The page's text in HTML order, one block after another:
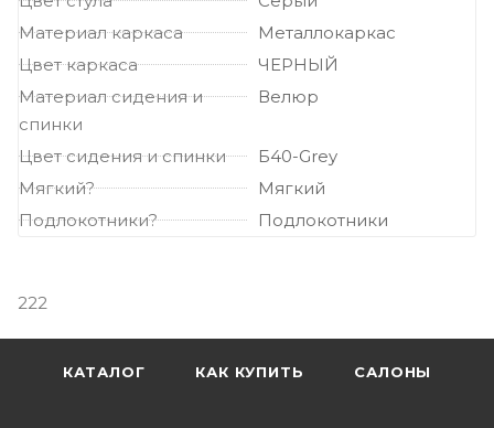
Материал каркаса
Металлокаркас
Цвет каркаса
ЧЕРНЫЙ
Материал сидения и
спинки
Велюр
Цвет сидения и спинки
Б40-Grey
Мягкий?
Мягкий
Подлокотники?
Подлокотники
222
КАТАЛОГ КАК КУПИТЬ САЛОНЫ